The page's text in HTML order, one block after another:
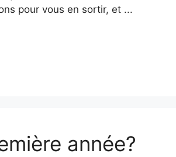
pour vous en sortir, et ...
année?